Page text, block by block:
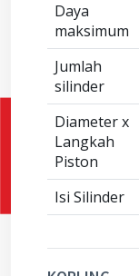
Daya
maksimum
Jumlah
silinder
Diameter x
Langkah
Piston
Isi Silinder